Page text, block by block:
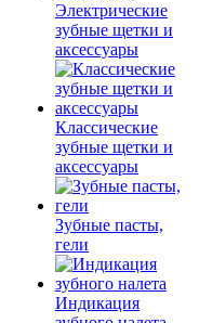
Электрические
зубные щетки и
аксессуары
Классические
зубные щетки и
аксессуары
Зубные пасты,
гели
Индикация